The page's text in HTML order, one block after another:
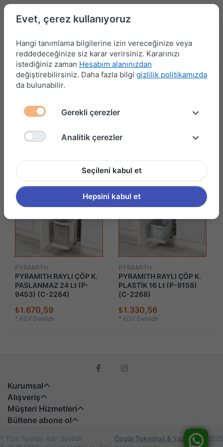
Menü Kampanyalar Yeni Ürünler Giriş yap
PYRAMITH
2 ürün gösteriliyor
Filtrele ve Sırala
PYRAMITH
PYRAMITH RAYLI ÇÖP K.
PASLANMAZ 24 Lt (P-
9453) (C-2264)
₺1.670,59
* KDV Dahildir
PYRAMITH
PYRAMITH RAYLI ÇÖP K.
PLASTİK 16 Lt (P-9158)
(C-2268)
₺1.330,56
* KDV Dahildir
Kurumsal
Alışveriş
Müşteri Hizmetleri
Bültene abone ol
* Tüm fiyatlar Kdv dahildir Özgür Teknoloji & Yazılım © 2025
Evet, çerez kullanıyoruz
Hangi tanımlama bilgilerine izin vereceğinize veya
reddedeceğinize siz karar verirsiniz. Kararınızı
istediğiniz zaman Hesabım alanınızdan
değiştirebilirsiniz. Daha fazla bilgi gizlilik politikamızda
da bulunabilir.
Gerekli çerezler
Analitik çerezler
Seçileni kabul et
Hepsini kabul et